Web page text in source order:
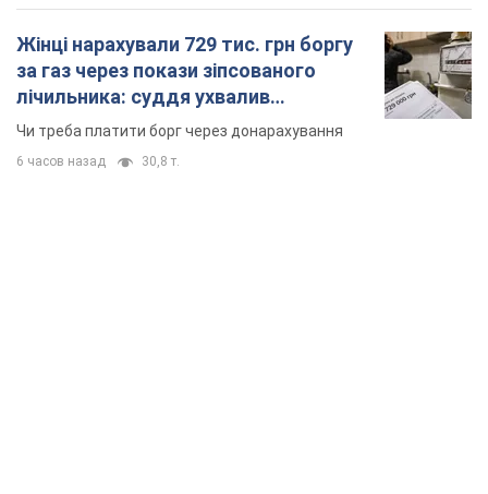
Жінці нарахували 729 тис. грн боргу
за газ через покази зіпсованого
лічильника: суддя ухвалив
неочікуване рішення
Чи треба платити борг через донарахування
6 часов назад 30,8 т.